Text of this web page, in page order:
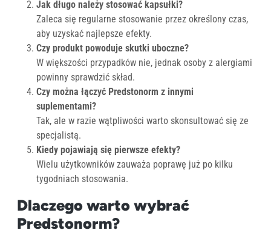
Jak długo należy stosować kapsułki?
Zaleca się regularne stosowanie przez określony czas,
aby uzyskać najlepsze efekty.
Czy produkt powoduje skutki uboczne?
W większości przypadków nie, jednak osoby z alergiami
powinny sprawdzić skład.
Czy można łączyć Predstonorm z innymi
suplementami?
Tak, ale w razie wątpliwości warto skonsultować się ze
specjalistą.
Kiedy pojawiają się pierwsze efekty?
Wielu użytkowników zauważa poprawę już po kilku
tygodniach stosowania.
Dlaczego warto wybrać
Predstonorm?